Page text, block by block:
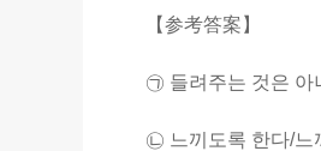
【参考答案】
㉠ 들려주는 것은 아
㉡ 느끼도록 한다/느